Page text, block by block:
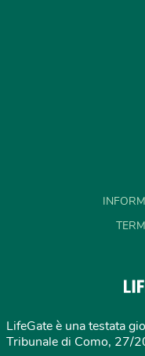
LifeGate è una testata
Tribunale di Como, 27/